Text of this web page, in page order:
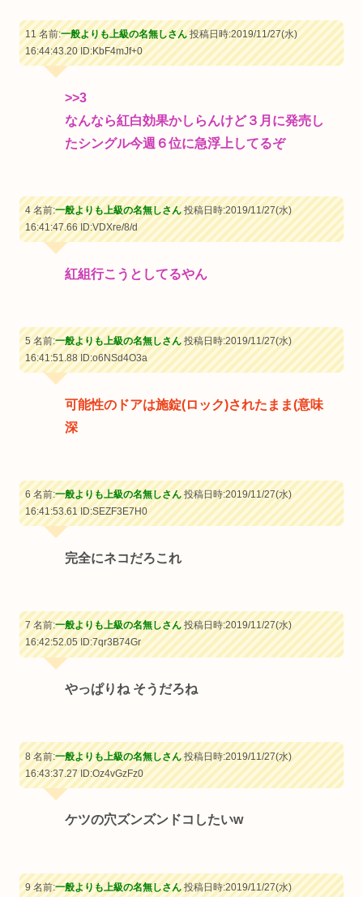
11 名前:一般よりも上級の名無しさん投稿日時:2019/11/27(水)
16:44:43.20ID:KbF4mJf+0
>>3
なんなら紅白効果かしらんけど３月に発売し
たシングル今週６位に急浮上してるぞ
4 名前:一般よりも上級の名無しさん投稿日時:2019/11/27(水)
16:41:47.66ID:VDXre/8/d
紅組行こうとしてるやん
5 名前:一般よりも上級の名無しさん投稿日時:2019/11/27(水)
16:41:51.88ID:o6NSd4O3a
可能性のドアは施錠(ロック)されたまま(意味
深
6 名前:一般よりも上級の名無しさん投稿日時:2019/11/27(水)
16:41:53.61ID:SEZF3E7H0
完全にネコだろこれ
7 名前:一般よりも上級の名無しさん投稿日時:2019/11/27(水)
16:42:52.05ID:7qr3B74Gr
やっぱりね そうだろね
8 名前:一般よりも上級の名無しさん投稿日時:2019/11/27(水)
16:43:37.27ID:Oz4vGzFz0
ケツの穴ズンズンドコしたいw
9 名前:一般よりも上級の名無しさん投稿日時:2019/11/27(水)